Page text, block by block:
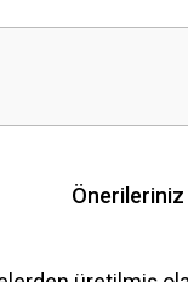
Önerileriniz